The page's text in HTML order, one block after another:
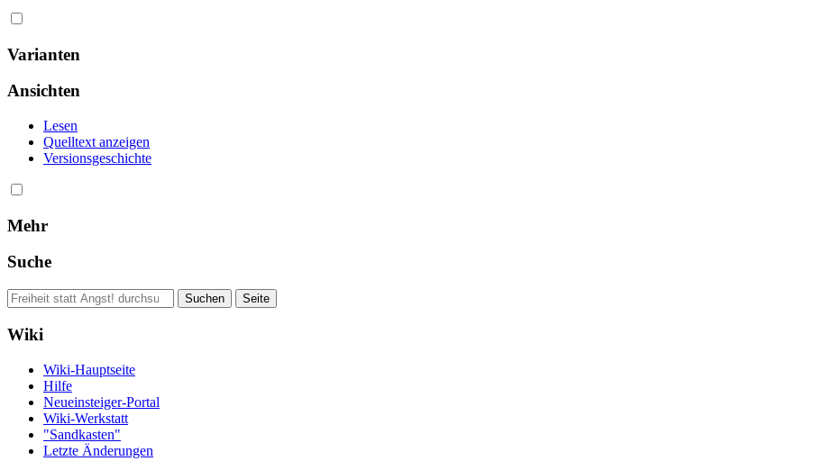
Varianten
Ansichten
Lesen
Quelltext anzeigen
Versionsgeschichte
Mehr
Suche
Wiki
Wiki-Hauptseite
Hilfe
Neueinsteiger-Portal
Wiki-Werkstatt
"Sandkasten"
Letzte Änderungen